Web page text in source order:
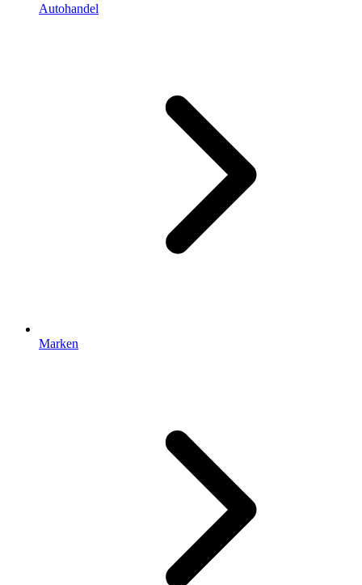
Autohandel
Marken